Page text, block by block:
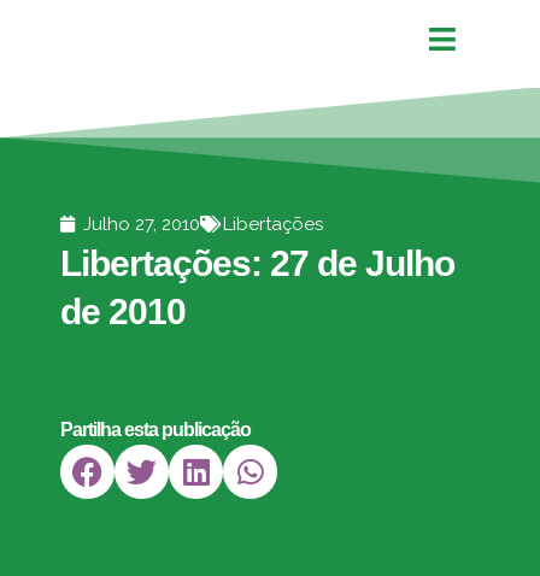
Julho 27, 2010 Libertações
Libertações: 27 de Julho
de 2010
Partilha esta publicação